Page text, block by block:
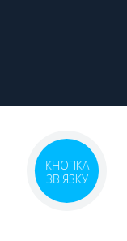
КНОПКА
ЗВ'ЯЗКУ